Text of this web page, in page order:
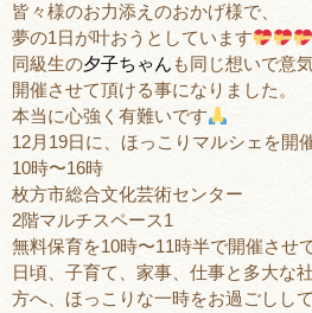
皆々様のお力添えのおかげ様で、
夢の1日が叶おうとしています
同級生の夕子ちゃんも同じ想いで意
開催させて頂ける事になりました。
本当に心強く有難いです
12月19日に、ほっこりマルシェを開
10時〜16時
枚方市総合文化芸術センター
2階マルチスペース1
無料保育を10時〜11時半で開催させ
日頃、子育て、家事、仕事と多大な
方へ、ほっこりな一時をお過ごしし